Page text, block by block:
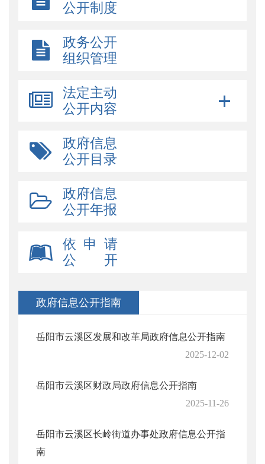
公开制度
政务公开
组织管理
法定主动
公开内容
政府信息
公开目录
政府信息
公开年报
依 申 请
公 开
政府信息公开指南
岳阳市云溪区发展和改革局政府信息公开指南
2025-12-02
岳阳市云溪区财政局政府信息公开指南
2025-11-26
岳阳市云溪区长岭街道办事处政府信息公开指
南